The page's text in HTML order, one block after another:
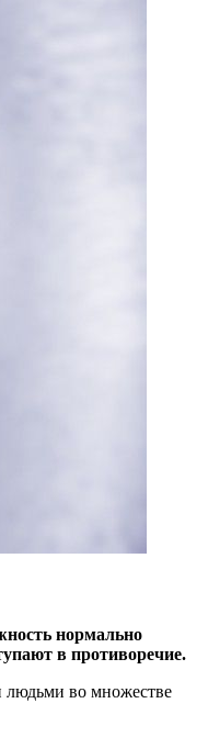
нормально
в противоречие.
людьми во множестве